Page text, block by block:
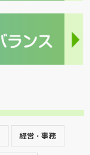
経営・事務